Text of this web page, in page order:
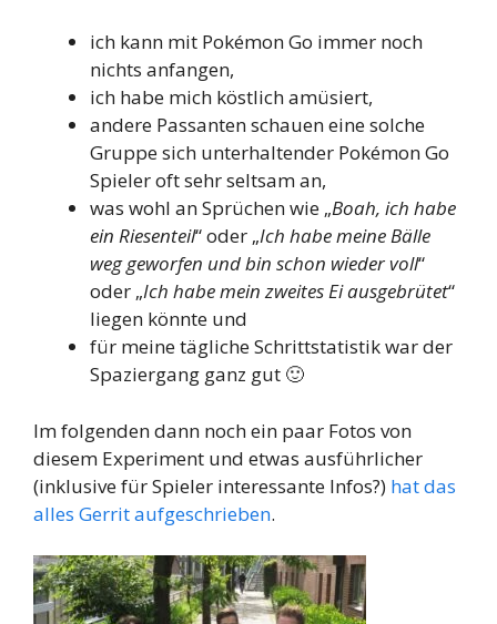
ich kann mit Pokémon Go immer noch
nichts anfangen,
ich habe mich köstlich amüsiert,
andere Passanten schauen eine solche
Gruppe sich unterhaltender Pokémon Go
Spieler oft sehr seltsam an,
was wohl an Sprüchen wie „Boah, ich habe
ein Riesenteil“ oder „Ich habe meine Bälle
weg geworfen und bin schon wieder voll“
oder „Ich habe mein zweites Ei ausgebrütet“
liegen könnte und
für meine tägliche Schrittstatistik war der
Spaziergang ganz gut 🙂
Im folgenden dann noch ein paar Fotos von
diesem Experiment und etwas ausführlicher
(inklusive für Spieler interessante Infos?) hat das
alles Gerrit aufgeschrieben.